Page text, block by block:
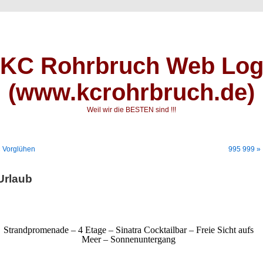
KC Rohrbruch Web Log
(www.kcrohrbruch.de)
Weil wir die BESTEN sind !!!
Vorglühen 995 999 »
Strandpromenade – 4 Etage – Sinatra Cocktailbar – Freie Sicht aufs
Meer – Sonnenuntergang